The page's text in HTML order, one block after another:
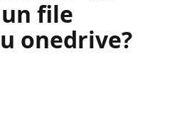
un file
onedrive?